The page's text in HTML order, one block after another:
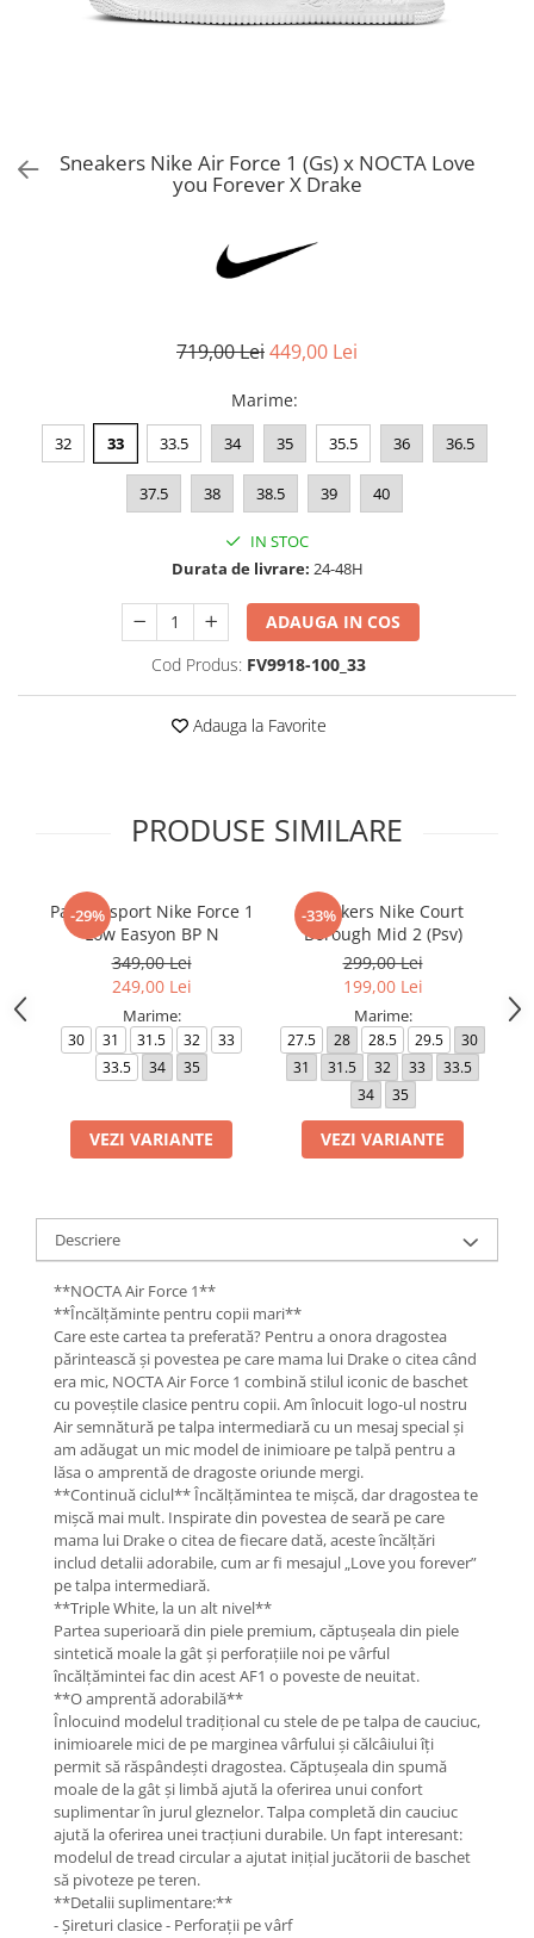
Bluze fotbal copii
Sorturi fotbal femei
Pantaloni lungi fotbal femei
Sneakers Nike Air Force 1 (Gs) x NOCTA Love
you Forever X Drake
719,00 Lei449,00 Lei
Marime:
32 33 33.5 34 35 35.5 36 36.5
37.5 38 38.5 39 40
IN STOC
Durata de livrare: 24-48H
ADAUGA IN COS
Cod Produs: FV9918-100_33
Adauga la Favorite
PRODUSE SIMILARE
-29%
Pantofi sport Nike Force 1
Low Easyon BP N
349,00 Lei
249,00 Lei
Marime:
30 31 31.5 32
33
33.5
34 35
VEZI VARIANTE
-33%
Sneakers Nike Court
Borough Mid 2 (Psv)
299,00 Lei
199,00 Lei
Marime:
27.5 28 28.5 29.5
30
31
31.5 32 33
33.5
34
35
VEZI VARIANTE
Descriere
**NOCTA Air Force 1**
**Încălțăminte pentru copii mari**
Care este cartea ta preferată? Pentru a onora dragostea
părintească și povestea pe care mama lui Drake o citea când
era mic, NOCTA Air Force 1 combină stilul iconic de baschet
cu poveștile clasice pentru copii. Am înlocuit logo-ul nostru
Air semnătură pe talpa intermediară cu un mesaj special și
am adăugat un mic model de inimioare pe talpă pentru a
lăsa o amprentă de dragoste oriunde mergi.
**Continuă ciclul** Încălțămintea te mișcă, dar dragostea te
mișcă mai mult. Inspirate din povestea de seară pe care
mama lui Drake o citea de fiecare dată, aceste încălțări
includ detalii adorabile, cum ar fi mesajul „Love you forever”
pe talpa intermediară.
**Triple White, la un alt nivel**
Partea superioară din piele premium, căptușeala din piele
sintetică moale la gât și perforațiile noi pe vârful
încălțămintei fac din acest AF1 o poveste de neuitat.
**O amprentă adorabilă**
Înlocuind modelul tradițional cu stele de pe talpa de cauciuc,
inimioarele mici de pe marginea vârfului și călcâiului îți
permit să răspândești dragostea. Căptușeala din spumă
moale de la gât și limbă ajută la oferirea unui confort
suplimentar în jurul gleznelor. Talpa completă din cauciuc
ajută la oferirea unei tracțiuni durabile. Un fapt interesant:
modelul de tread circular a ajutat inițial jucătorii de baschet
să pivoteze pe teren.
**Detalii suplimentare:**
- Șireturi clasice - Perforații pe vârf